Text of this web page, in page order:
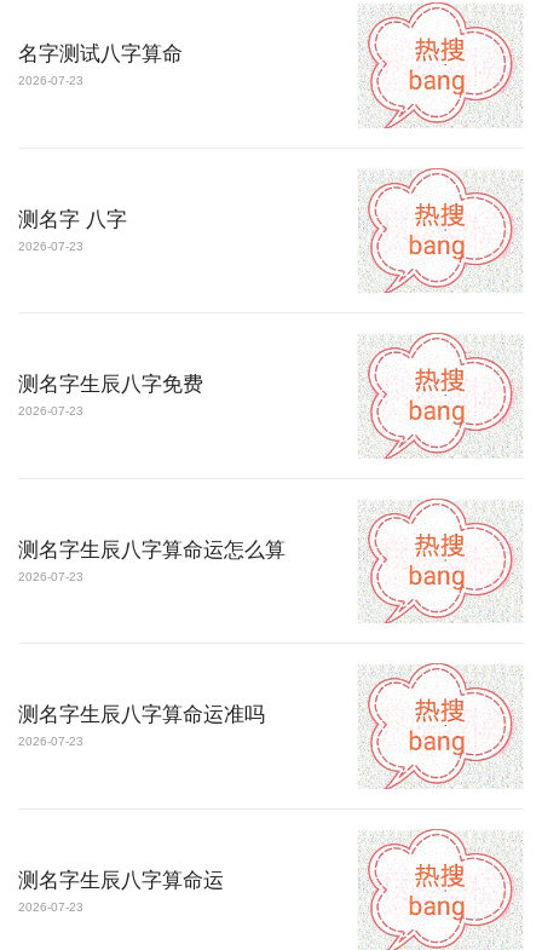
名字测试八字算命
2026-07-23
测名字 八字
2026-07-23
测名字生辰八字免费
2026-07-23
测名字生辰八字算命运怎么算
2026-07-23
测名字生辰八字算命运准吗
2026-07-23
测名字生辰八字算命运
2026-07-23